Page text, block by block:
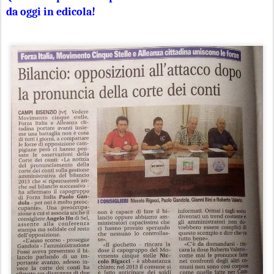
da oggi in edicola!